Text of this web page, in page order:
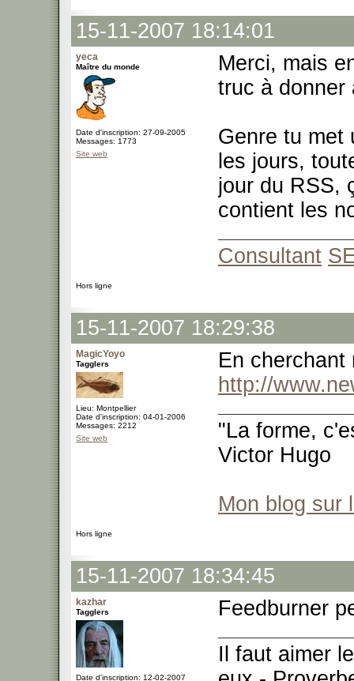
15-11-2007 18:14:01
yeca
Maître du monde
Date d'inscription: 27-09-2005
Messages: 1773
Site web
Merci, mais
truc à donner
Genre tu met
les jours,
jour du RSS,
contient les
Consultant
Hors ligne
15-11-2007 18:29:38
MagicYoyo
Tagglers
Lieu: Montpellier
Date d'inscription: 04-01-2006
Messages: 2212
Site web
En
http://
"La forme,
Victor Hugo
Mon blog sur
Hors ligne
15-11-2007 18:34:45
kazhar
Tagglers
Date d'inscription: 12-02-2007
Feedburner
Il faut aimer